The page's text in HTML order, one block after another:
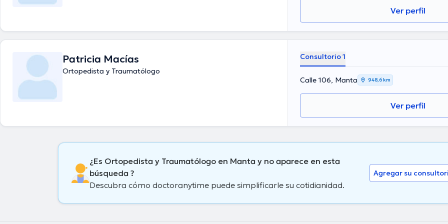
Ver perfil
Patricia Macías
Ortopedista y Traumatólogo
Consultorio 1
Calle 106, Manta 948,6 km
Ver perfil
¿Es Ortopedista y Traumatólogo en Manta y no aparece en esta
búsqueda ?
Descubra cómo doctoranytime puede simplificarle su cotidianidad.
Agregar su